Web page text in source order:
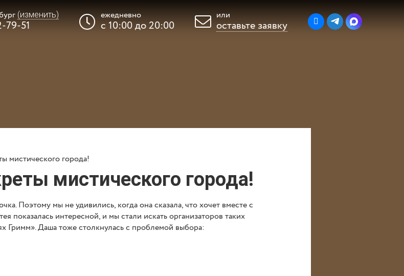
(изменить)
79-51
ежедневно
с 10:00 до 20:00
или
оставьте заявку
Где провести праздник
Вишлист
мистического города!
мистического города!
Поэтому мы не удивились, когда она сказала, что хочет вместе с
показалась интересной, и мы стали искать организаторов таких
Гримм». Даша тоже столкнулась с проблемой выбора: